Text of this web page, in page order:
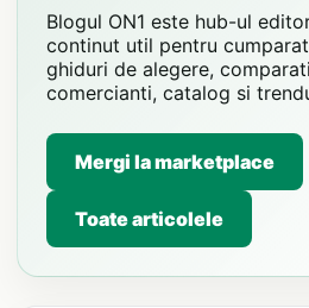
Blogul ON1 este hub-ul
continut util pentru
ghiduri de alegere,
comercianti, catalog si
Mergi la marketplace
Toate articolele